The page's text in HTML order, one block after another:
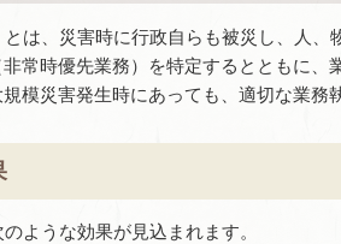
は、災害時に行政自らも被災し、人
常時優先業務）を特定するとともに
模災害発生時にあっても、適切な業務
ような効果が見込まれます。